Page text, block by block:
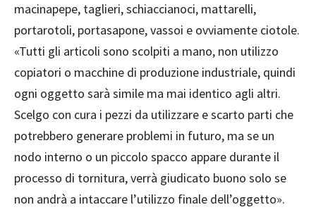
macinapepe, taglieri, schiaccianoci, mattarelli,
portarotoli, portasapone, vassoi e ovviamente ciotole.
«Tutti gli articoli sono scolpiti a mano, non utilizzo
copiatori o macchine di produzione industriale, quindi
ogni oggetto sarà simile ma mai identico agli altri.
Scelgo con cura i pezzi da utilizzare e scarto parti che
potrebbero generare problemi in futuro, ma se un
nodo interno o un piccolo spacco appare durante il
processo di tornitura, verrà giudicato buono solo se
non andrà a intaccare l’utilizzo finale dell’oggetto».